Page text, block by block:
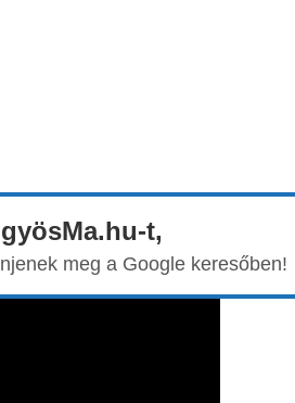
t,
meg a Google keresőben!